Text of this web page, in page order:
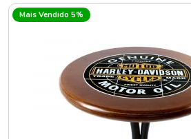
Mais Vendido 5%